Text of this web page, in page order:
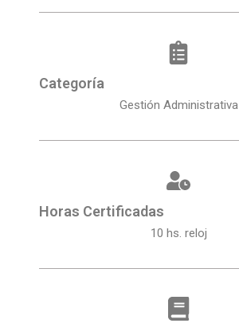
Categoría
Gestión Administrativa
Horas Certificadas
10 hs. reloj